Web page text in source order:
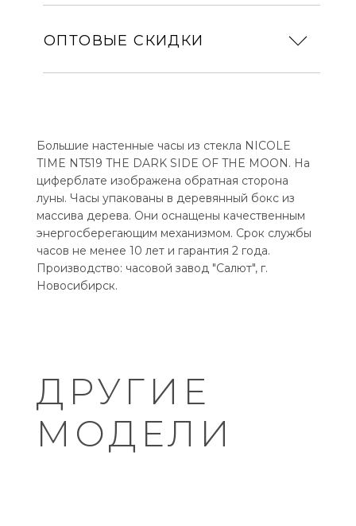
ОПТОВЫЕ СКИДКИ
Большие настенные часы из стекла NICOLE
TIME NT519 THE DARK SIDE OF THE MOON. На
циферблате изображена обратная сторона
луны. Часы упакованы в деревянный бокс из
массива дерева. Они оснащены качественным
энергосберегающим механизмом. Срок службы
часов не менее 10 лет и гарантия 2 года.
Производство: часовой завод "Салют", г.
Новосибирск.
ДРУГИЕ
МОДЕЛИ